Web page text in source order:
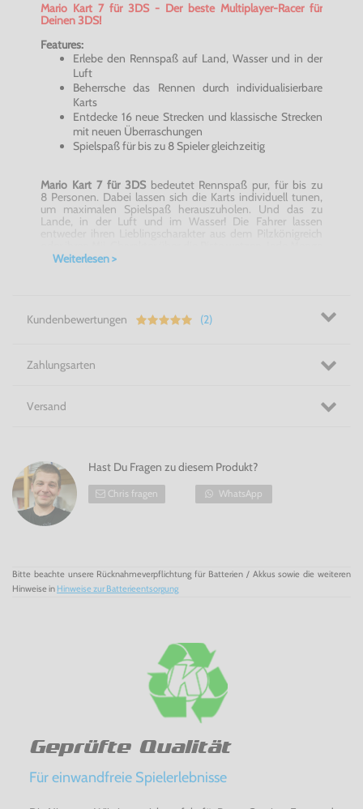
Mario Kart 7 für 3DS - Der beste Multiplayer-Racer für
Deinen 3DS!
Features:
Erlebe den Rennspaß auf Land, Wasser und in der
Luft
Beherrsche das Rennen durch individualisierbare
Karts
Entdecke 16 neue Strecken und klassische Strecken
mit neuen Überraschungen
Spielspaß für bis zu 8 Spieler gleichzeitig
Mario Kart 7 für 3DSbedeutet Rennspaß pur, für bis zu
8 Personen. Dabei lassen sich die Karts individuell tunen,
um maximalen Spielspaß herauszuholen. Und das zu
Lande, in der Luft und im Wasser! Die Fahrer lassen
neuer Strecken garantieren in Kombination mit den
Auf die Plätze, fertig, Spaß! - Mario Kart 7 für 3DS
Weiterlesen >
Kundenbewertungen (2)
Zahlungsarten
Versand
Hast Du Fragen zu diesem Produkt?
Chris fragen WhatsApp
Bitte beachte unsere Rücknahmeverpflichtung für Batterien / Akkus sowie die weiteren
Hinweise in Hinweise zur Batterieentsorgung
Geprüfte Qualität
Für einwandfreie Spielerlebnisse